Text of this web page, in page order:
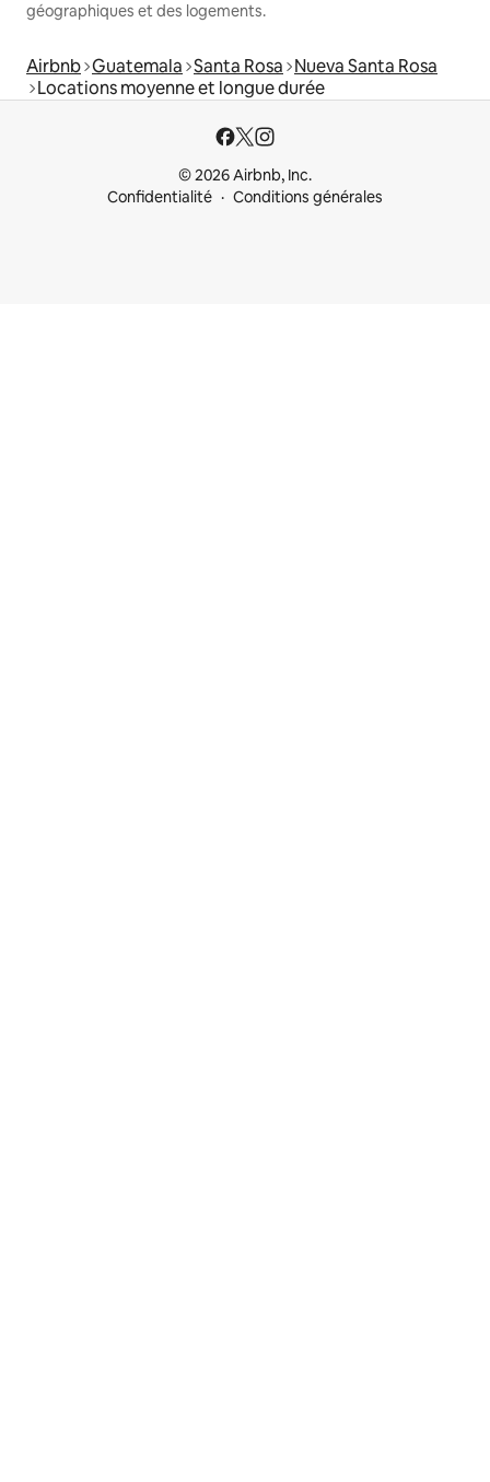
géographiques et des logements.
Airbnb Guatemala Santa Rosa Nueva Santa Rosa
Locations moyenne et longue durée
© 2026 Airbnb, Inc.
Confidentialité
Conditions générales